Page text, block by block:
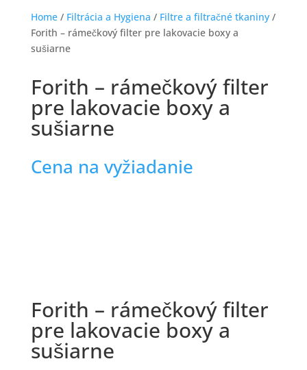
Home/ Filtrácia a Hygiena / Filtre a filtračné tkaniny/
Forith – rámečkový filter pre lakovacie boxy a
sušiarne
Forith – rámečkový filter
pre lakovacie boxy a
sušiarne
Cena na vyžiadanie
Forith – rámečkový filter
pre lakovacie boxy a
sušiarne